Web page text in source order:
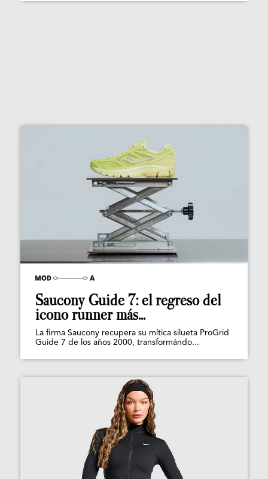
Saucony Guide 7: el regreso del
icono runner más...
La firma Saucony recupera su mítica silueta ProGrid
Guide 7 de los años 2000, transformándo...